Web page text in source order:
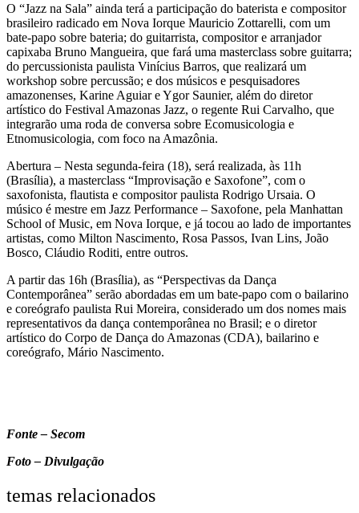
O “Jazz na Sala” ainda terá a participação do baterista e compositor
brasileiro radicado em Nova Iorque Mauricio Zottarelli, com um
bate-papo sobre bateria; do guitarrista, compositor e arranjador
capixaba Bruno Mangueira, que fará uma masterclass sobre guitarra;
do percussionista paulista Vinícius Barros, que realizará um
workshop sobre percussão; e dos músicos e pesquisadores
amazonenses, Karine Aguiar e Ygor Saunier, além do diretor
artístico do Festival Amazonas Jazz, o regente Rui Carvalho, que
integrarão uma roda de conversa sobre Ecomusicologia e
Etnomusicologia, com foco na Amazônia.
Abertura – Nesta segunda-feira (18), será realizada, às 11h
(Brasília), a masterclass “Improvisação e Saxofone”, com o
saxofonista, flautista e compositor paulista Rodrigo Ursaia. O
músico é mestre em Jazz Performance – Saxofone, pela Manhattan
School of Music, em Nova Iorque, e já tocou ao lado de importantes
artistas, como Milton Nascimento, Rosa Passos, Ivan Lins, João
Bosco, Cláudio Roditi, entre outros.
A partir das 16h (Brasília), as “Perspectivas da Dança
Contemporânea” serão abordadas em um bate-papo com o bailarino
e coreógrafo paulista Rui Moreira, considerado um dos nomes mais
representativos da dança contemporânea no Brasil; e o diretor
artístico do Corpo de Dança do Amazonas (CDA), bailarino e
coreógrafo, Mário Nascimento.
Fonte – Secom
Foto – Divulgação
temas relacionados